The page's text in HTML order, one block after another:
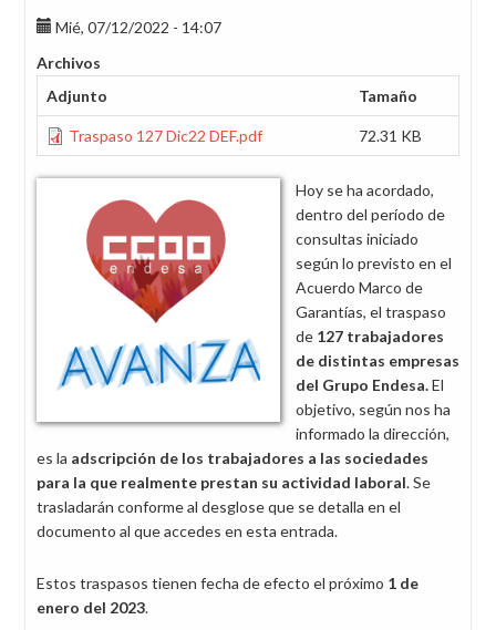
Mié, 07/12/2022 - 14:07
Archivos
Adjunto
Tamaño
Traspaso 127 Dic22 DEF.pdf 72.31 KB
Hoy se ha acordado,
dentro del período de
consultas iniciado
según lo previsto en el
Acuerdo Marco de
Garantías, el traspaso
de 127 trabajadores
de distintas empresas
del Grupo Endesa.El
objetivo, según nos ha
informado la dirección,
es la adscripción de los trabajadores a las sociedades
para la que realmente prestan su actividad laboral. Se
trasladarán conforme al desglose que se detalla en el
documento al que accedes en esta entrada.
Estos traspasos tienen fecha de efecto el próximo 1 de
enero del 2023.